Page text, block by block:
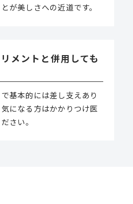
が美しさへの近道です。
メントと併用しても
基本的には差し支えあり
になる方はかかりつけ医
さい。